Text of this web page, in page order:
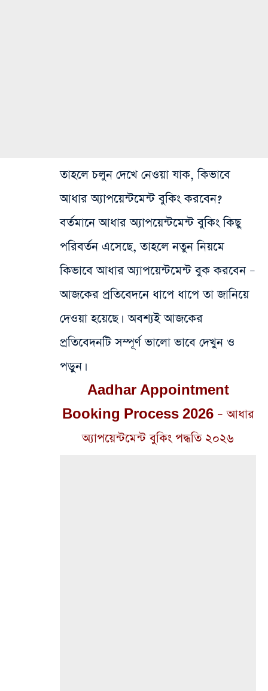
তাহলে চলুন দেখে নেওয়া যাক, কিভাবে
আধার অ্যাপয়েন্টমেন্ট বুকিং করবেন?
বর্তমানে আধার অ্যাপয়েন্টমেন্ট বুকিং কিছু
পরিবর্তন এসেছে, তাহলে নতুন নিয়মে
কিভাবে আধার অ্যাপয়েন্টমেন্ট বুক করবেন –
আজকের প্রতিবেদনে ধাপে ধাপে তা জানিয়ে
দেওয়া হয়েছে। অবশ্যই আজকের
প্রতিবেদনটি সম্পূর্ণ ভালো ভাবে দেখুন ও
পড়ুন।
Aadhar Appointment
Booking Process 2026 – আধার
অ্যাপয়েন্টমেন্ট বুকিং পদ্ধতি ২০২৬